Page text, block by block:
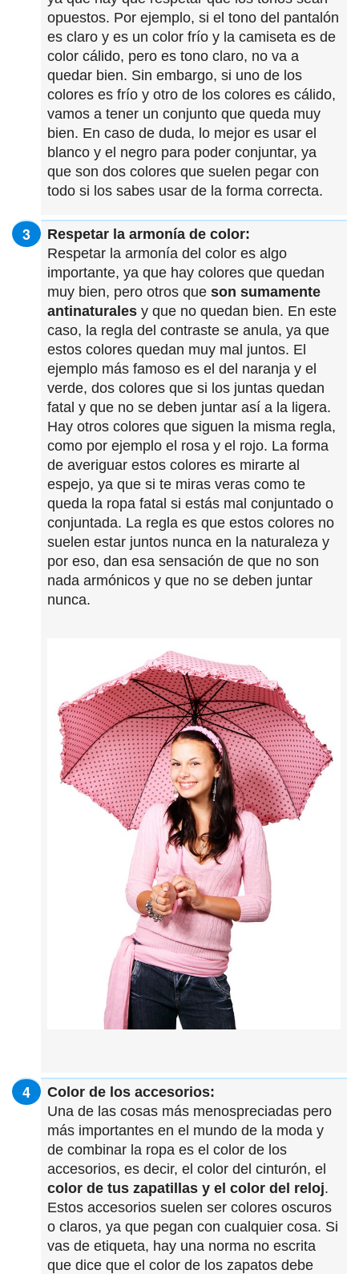
opuestos. Por ejemplo, si el tono del pantalón
es claro y es un color frío y la camiseta es de
color cálido, pero es tono claro, no va a
quedar bien. Sin embargo, si uno de los
colores es frío y otro de los colores es cálido,
vamos a tener un conjunto que queda muy
bien. En caso de duda, lo mejor es usar el
blanco y el negro para poder conjuntar, ya
que son dos colores que suelen pegar con
todo si los sabes usar de la forma correcta.
Respetar la armonía de color:
Respetar la armonía del color es algo
importante, ya que hay colores que quedan
muy bien, pero otros que son sumamente
antinaturales y que no quedan bien. En este
caso, la regla del contraste se anula, ya que
estos colores quedan muy mal juntos. El
ejemplo más famoso es el del naranja y el
verde, dos colores que si los juntas quedan
fatal y que no se deben juntar así a la ligera.
Hay otros colores que siguen la misma regla,
como por ejemplo el rosa y el rojo. La forma
de averiguar estos colores es mirarte al
espejo, ya que si te miras veras como te
queda la ropa fatal si estás mal conjuntado o
conjuntada. La regla es que estos colores no
suelen estar juntos nunca en la naturaleza y
por eso, dan esa sensación de que no son
nada armónicos y que no se deben juntar
nunca.
Color de los accesorios:
Una de las cosas más menospreciadas pero
más importantes en el mundo de la moda y
de combinar la ropa es el color de los
accesorios, es decir, el color del cinturón, el
color de tus zapatillas y el color del reloj.
Estos accesorios suelen ser colores oscuros
o claros, ya que pegan con cualquier cosa. Si
vas de etiqueta, hay una norma no escrita
que dice que el color de los zapatos debe